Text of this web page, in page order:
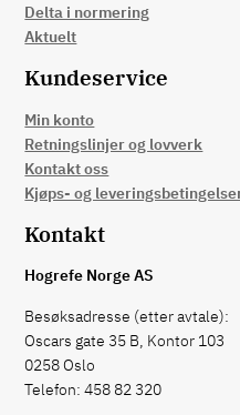
Delta i normering
Aktuelt
Kundeservice
Min konto
Retningslinjer og lovverk
Kontakt oss
Kjøps- og
Kontakt
Hogrefe Norge AS
Besøksadresse (etter avtale):
Oscars gate 35 B, Kontor 103
0258 Oslo
Telefon: 458 82 320